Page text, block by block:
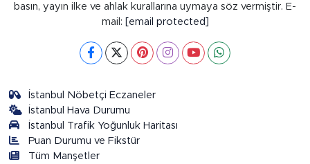
basın, yayın ilke ve ahlak kurallarına uymaya söz vermiştir. E-
mail: [email protected]
İstanbul Nöbetçi Eczaneler
İstanbul Hava Durumu
İstanbul Trafik Yoğunluk Haritası
Puan Durumu ve Fikstür
Tüm Manşetler